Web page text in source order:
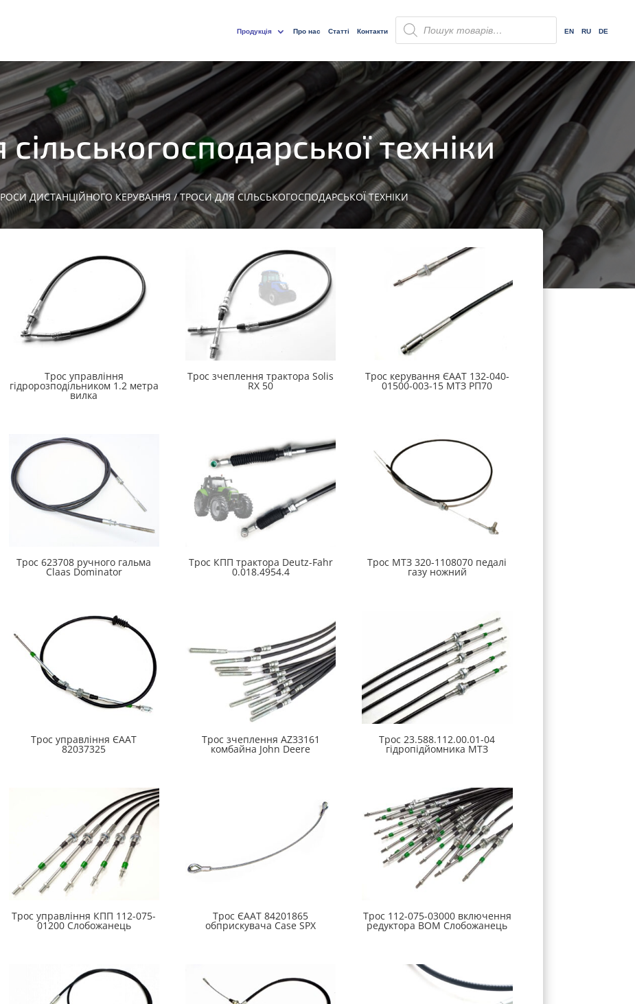
Продукція Про нас Статті Контакти
Пошук
товарів
EN RU DE
техніки
ДИСТАНЦІЙНОГО КЕРУВАННЯ/ ТРОСИ ДЛЯ СІЛЬСЬКОГОСПОДАРСЬКОЇ ТЕХНІКИ
Трос управління
гідророзподільником 1.2 метра
вилка
Трос зчеплення трактора Solis
RX 50
Трос керування ЄААТ 132-040-
01500-003-15 МТЗ РП70
Трос 623708 ручного гальма
Claas Dominator
Трос КПП трактора Deutz-Fahr
0.018.4954.4
Трос МТЗ 320-1108070 педалі
газу ножний
Трос управління ЄААТ
82037325
Трос зчеплення AZ33161
комбайна John Deere
Трос 23.588.112.00.01-04
гідропідйомника МТЗ
Трос управління КПП 112-075-
01200 Слобожанець
Трос ЄААТ 84201865
обприскувача Case SPX
Трос 112-075-03000 включення
редуктора ВОМ Слобожанець